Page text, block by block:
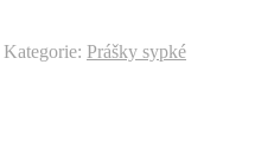
Kategorie: Prášky sypké